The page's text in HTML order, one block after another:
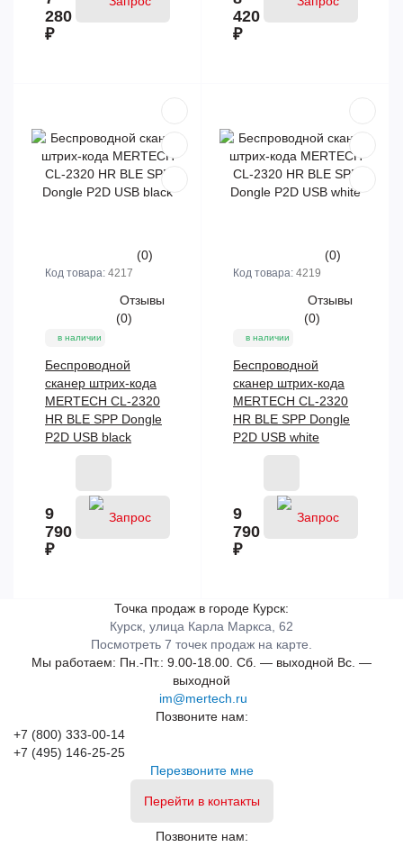
280
₽
420
₽
(0)
Код товара: 4217
Отзывы
(0)
в наличии
Беспроводной
сканер штрих-кода
MERTECH CL-2320
HR BLE SPP Dongle
P2D USB black
9
790
₽
(0)
Код товара: 4219
Отзывы
(0)
в наличии
Беспроводной
сканер штрих-кода
MERTECH CL-2320
HR BLE SPP Dongle
P2D USB white
9
790
₽
Точка продаж в городе Курск:
Курск, улица Карла Маркса, 62
Посмотреть 7 точек продаж на карте.
Мы работаем: Пн.-Пт.: 9.00-18.00. Сб. — выходной Вс. —
выходной
im@mertech.ru
Позвоните нам:
+7 (800) 333-00-14
+7 (495) 146-25-25
Перезвоните мне
Перейти в контакты
Позвоните нам: